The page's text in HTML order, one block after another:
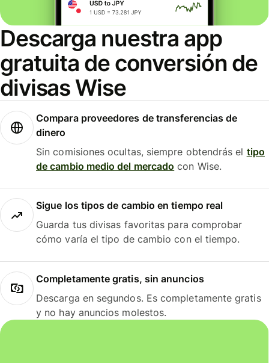
Descarga nuestra app
gratuita de conversión de
divisas Wise
Compara proveedores de transferencias de
dinero
Sin comisiones ocultas, siempre obtendrás el tipo
de cambio medio del mercado con Wise.
Sigue los tipos de cambio en tiempo real
Guarda tus divisas favoritas para comprobar
cómo varía el tipo de cambio con el tiempo.
Completamente gratis, sin anuncios
Descarga en segundos. Es completamente gratis
y no hay anuncios molestos.